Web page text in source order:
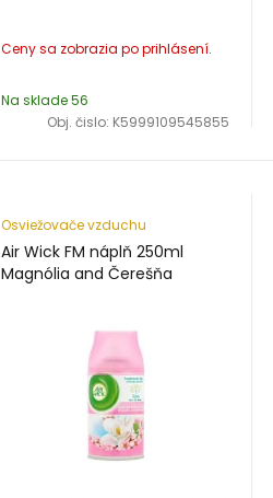
Na sklade 56
Obj. čislo: K5999109545855
Osviežovače vzduchu
Air Wick FM náplň 250ml
Magnólia and Čerešňa